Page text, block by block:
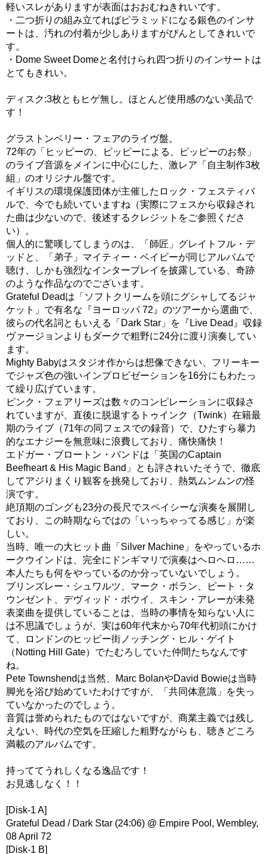
軽いスレがありますが表面はおおむねきれいです。
・二つ折りの組み立てればピラミッドになる銀色のインサ
ートは、汚れの付着が少しありますがぴんとしてきれいで
す。
・Dome Sweet Domeと名付けられ四つ折りのインサートは
とてもきれい。
ディスク:3枚ともヒゲ無し。ほとんど使用感のない美品で
す！
グラストンベリー・フェアのライヴ盤。
72年の「ヒッピーの、ピッピーによる、ピッピーのお祭」
のライブ音源をメインに中心にした、激レア「自主制作3枚
組」のオリジナル盤です。
イギリスの環境保護団体が主催したロック・フェスティバ
ルで、今でも続いていますね（実際にフェスから収録され
た曲は少ないので、後述するクレジットをご参照くださ
い）。
個人的に驚嘆してしまうのは、「師匠」グレイトフル・デ
ッドと、「弟子」マイティー・ベイビーが同じアルバムで
聴け、しかも強烈なインタープレイを披露している、奇跡
のような作品なのでございます。
Grateful Deadは「ソフトクリームを頭にグシャしてるジャ
ケット」で有名な『ヨーロッパ 72』のツアーから選曲で、
彼らの代名詞ともいえる「Dark Star」を『Live Dead』収録
ヴァージョンよりもダークで粗野に24分に渡り演奏してい
ます。
Mighty Babyはスタジオ作からは想像できない、フリーキー
でジャズ色の強いインプロビゼーションを16分にもわたっ
て繰り広げています。
ピンク・フェアリーズは数々のコンピレーションに収録さ
れていますが、直後に脱退するトゥインク（Twink）在籍最
期のライブ（71年の同フェスでの録音）で、ひたすら暴力
的なエナジーを無意味に浪費しており、痛快痛快！
エドガー・ブロートン・バンドは「英国のCaptain
Beefheart & His Magic Band」とも評されいたそうで、徹底
してアジりまくり観客を挑発しており、熱気ムンムンの怪
演です。
絶頂期のゴングも23分の長尺でスペイシーな演奏を展開し
ており、この時期ならではの「いっちゃってる感じ」が楽
しい。
当時、唯一の大ヒット曲「Silver Machine」をやっているホ
ークウインドは、完全にドンギマリで演奏はヘロヘロ……
本人たちも何をやっているのか分っていないでしょう。
ブリンズレー・シュワルツ、マーク・ボラン、ピート・タ
ウンゼント、デヴィッド・ボウイ、スキン・アレーが未発
表楽曲を提供していることは、当時の事情を知らない人に
は不思議でしょうが、実は60年代末から70年代初頭にかけ
て、ロンドンのヒッピー街ノッチング・ヒル・ゲイト
（Notting Hill Gate）でたむろしていた仲間たちなんです
ね。
Pete Townshendは当然、Marc BolanやDavid Bowieは当時
脚光を浴び始めていたわけですが、「共同体意識」を失っ
ていなかったのでしょう。
音質は誉められたものではないですが、商業主義では残し
えない、時代の空気を圧縮した粗野ながらも、聴きどころ
満載のアルバムです。
持っててうれしくなる逸品です！
お見逃しなく！！
[Disk-1 A]
Grateful Dead / Dark Star (24:06) @ Empire Pool, Wembley,
08 April 72
[Disk-1 B]